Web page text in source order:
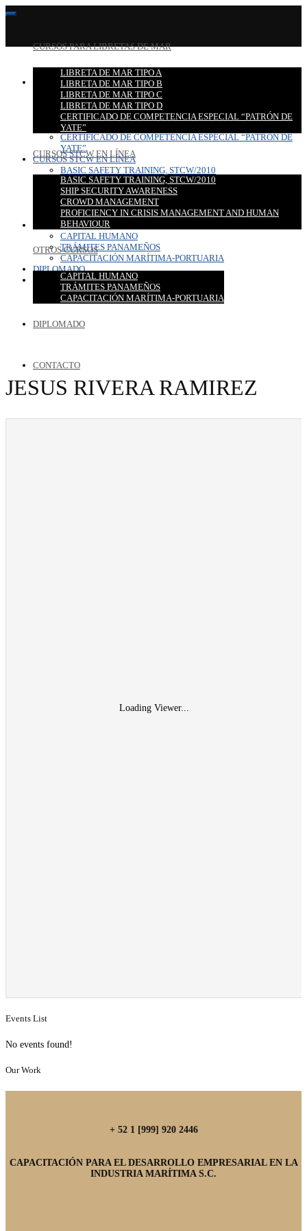
CURSOS PARA LIBRETAS DE MAR
LIBRETA DE MAR TIPO A
LIBRETA DE MAR TIPO B
LIBRETA DE MAR TIPO C
LIBRETA DE MAR TIPO D
CERTIFICADO DE COMPETENCIA ESPECIAL “PATRÓN DE
YATE”
CURSOS STCW EN LÍNEA
BASIC SAFETY TRAINING, STCW/2010
SHIP SECURITY AWARENESS
CROWD MANAGEMENT
PROFICIENCY IN CRISIS MANAGEMENT AND HUMAN
BEHAVIOUR
OTROS CURSOS
CAPITAL HUMANO
TRÁMITES PANAMEÑOS
CAPACITACIÓN MARÍTIMA-PORTUARIA
DIPLOMADO
CONTACTO
CURSOS PARA LIBRETAS DE MAR
LIBRETA DE MAR TIPO A
LIBRETA DE MAR TIPO B
LIBRETA DE MAR TIPO C
LIBRETA DE MAR TIPO D
CERTIFICADO DE COMPETENCIA ESPECIAL “PATRÓN DE
YATE”
CURSOS STCW EN LÍNEA
BASIC SAFETY TRAINING, STCW/2010
SHIP SECURITY AWARENESS
CROWD MANAGEMENT
PROFICIENCY IN CRISIS MANAGEMENT AND HUMAN
BEHAVIOUR
OTROS CURSOS
CAPITAL HUMANO
TRÁMITES PANAMEÑOS
CAPACITACIÓN MARÍTIMA-PORTUARIA
DIPLOMADO
CONTACTO
JESUS RIVERA RAMIREZ
Loading Viewer...
Events List
No events found!
Our Work
+ 52 1 [999] 920 2446
CAPACITACIÓN PARA EL DESARROLLO EMPRESARIAL EN LA
INDUSTRIA MARÍTIMA S.C.